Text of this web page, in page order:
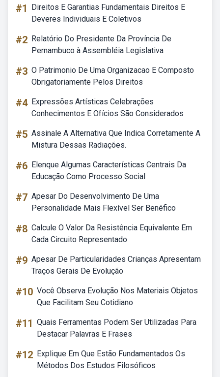
#1
Direitos E Garantias Fundamentais Direitos E
Deveres Individuais E Coletivos
#2 Relatório Do Presidente Da Província De
Pernambuco à Assembléia Legislativa
#3 O Patrimonio De Uma Organizacao E Composto
Obrigatoriamente Pelos Direitos
#4 Expressões Artísticas Celebrações
Conhecimentos E Ofícios São Considerados
#5 Assinale A Alternativa Que Indica Corretamente A
Mistura Dessas Radiações.
#6 Elenque Algumas Características Centrais Da
Educação Como Processo Social
#7 Apesar Do Desenvolvimento De Uma
Personalidade Mais Flexível Ser Benéfico
#8 Calcule O Valor Da Resistência Equivalente Em
Cada Circuito Representado
#9 Apesar De Particularidades Crianças Apresentam
Traços Gerais De Evolução
#10 Você Observa Evolução Nos Materiais Objetos
Que Facilitam Seu Cotidiano
#11 Quais Ferramentas Podem Ser Utilizadas Para
Destacar Palavras E Frases
#12 Explique Em Que Estão Fundamentados Os
Métodos Dos Estudos Filosóficos